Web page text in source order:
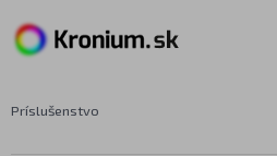
Príslušenstvo